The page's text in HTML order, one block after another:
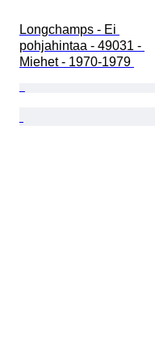
Longchamps - Ei
pohjahintaa - 49031 -
Miehet - 1970-1979